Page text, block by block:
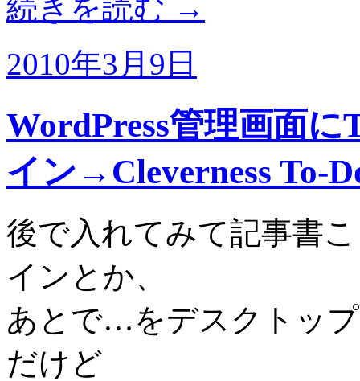
続きを読む →
2010年3月9日
WordPress管理画面
イン→Cleverness To-
後で入れてみて記事書
インとか、
あとで…をデスクトッ
だけど